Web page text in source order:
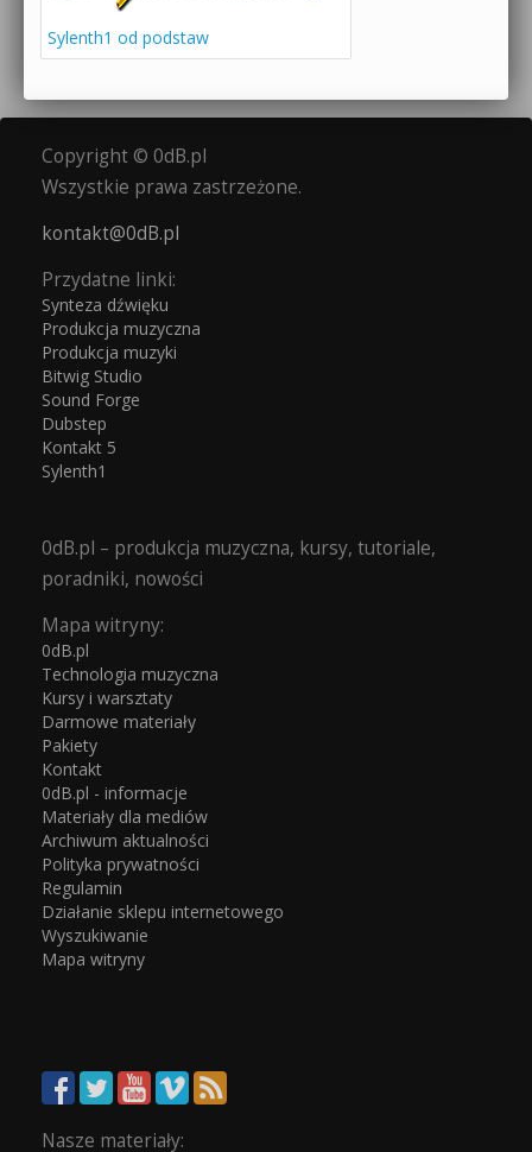
Sylenth1 od podstaw
Copyright © 0dB.pl
Wszystkie prawa zastrzeżone.
kontakt@0dB.pl
Przydatne linki:
Synteza dźwięku
Produkcja muzyczna
Produkcja muzyki
Bitwig Studio
Sound Forge
Dubstep
Kontakt 5
Sylenth1
0dB.pl – produkcja muzyczna, kursy, tutoriale,
poradniki, nowości
Mapa witryny:
0dB.pl
Technologia muzyczna
Kursy i warsztaty
Darmowe materiały
Pakiety
Kontakt
0dB.pl - informacje
Materiały dla mediów
Archiwum aktualności
Polityka prywatności
Regulamin
Działanie sklepu internetowego
Wyszukiwanie
Mapa witryny
Nasze materiały: